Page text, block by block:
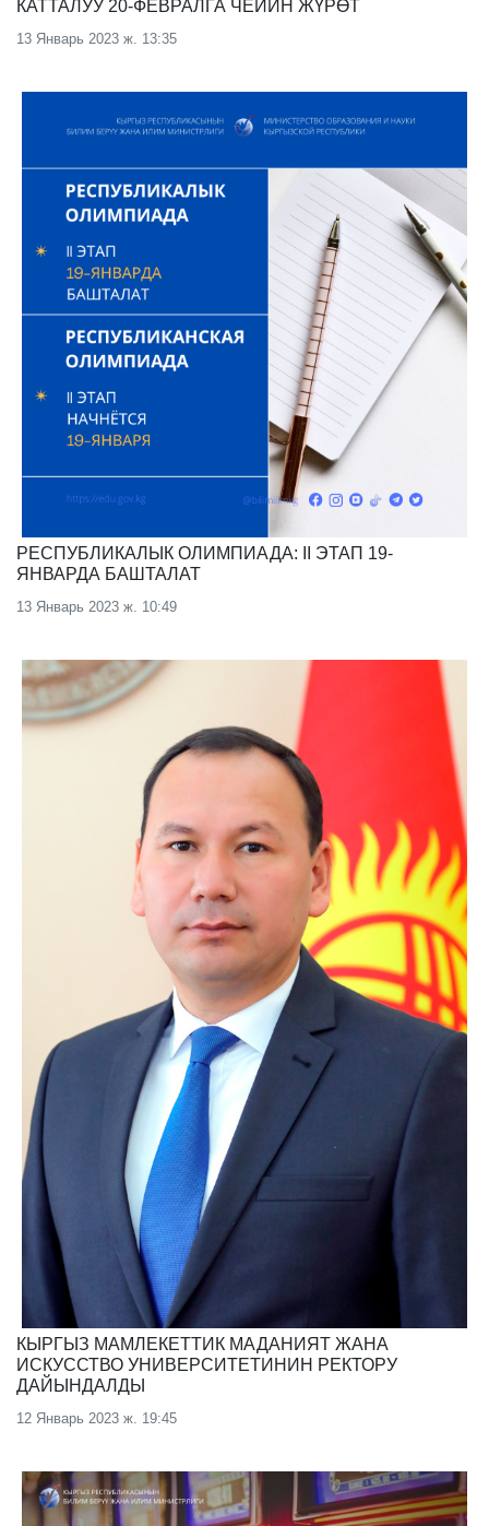
КАТТАЛУУ 20-ФЕВРАЛГА ЧЕЙИН ЖҮРӨТ
13 Январь 2023 ж. 13:35
РЕСПУБЛИКАЛЫК ОЛИМПИАДА: II ЭТАП 19-
ЯНВАРДА БАШТАЛАТ
13 Январь 2023 ж. 10:49
КЫРГЫЗ МАМЛЕКЕТТИК МАДАНИЯТ ЖАНА
ИСКУССТВО УНИВЕРСИТЕТИНИН РЕКТОРУ
ДАЙЫНДАЛДЫ
12 Январь 2023 ж. 19:45